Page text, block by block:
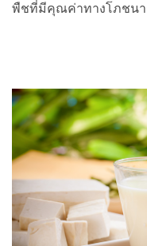
พืชที่มีคุณค่าทางโภชนา